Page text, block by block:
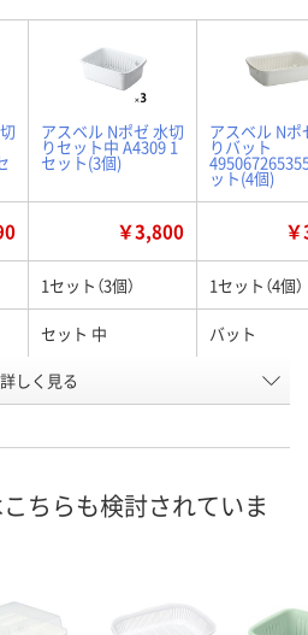
アスベル Nポゼ 水切
りセット中 A4309 1
セット(3個)
アスベル Nポ
りバット
ット(4個)
￥3,800
1セット（3個） 1セット（4個）
セット 中 バット
XK21568 P719856
8月10日（月）
カゴへ カ
詳しく見る
ちらも検討されていま